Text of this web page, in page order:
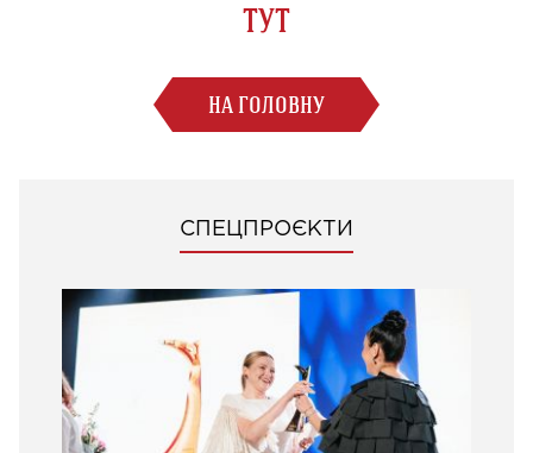
ТУТ
НА ГОЛОВНУ
СПЕЦПРОЄКТИ